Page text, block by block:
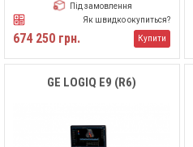
Під замовлення
Як швидко окупиться?
674 250 грн. Купити
GE LOGIQ E9 (R6)